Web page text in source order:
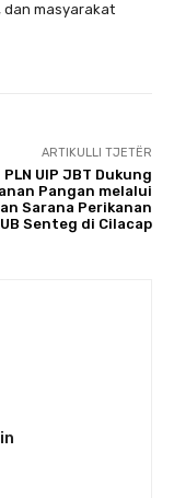
dan masyarakat
ARTIKULLI TJETËR
PLN UIP JBT Dukung
Pangan melalui
Sarana Perikanan
Senteg di Cilacap